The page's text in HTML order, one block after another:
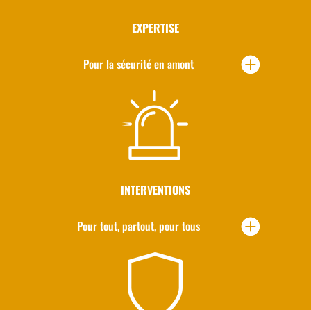
EXPERTISE
Pour la sécurité en amont
INTERVENTIONS
Pour tout, partout, pour tous